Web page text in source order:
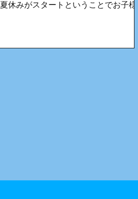
夏休みがスタートということでお子様